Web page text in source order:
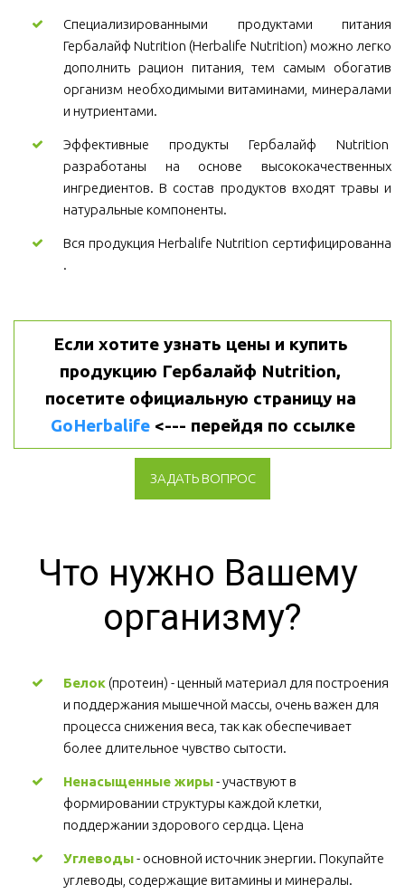
Специализированными продуктами питания
Гербалайф Nutrition (Herbalife Nutrition) можно легко
дополнить рацион питания, тем самым обогатив
организм необходимыми витаминами, минералами
и нутриентами.
Эффективные продукты Гербалайф Nutrition
разработаны на основе высококачественных
ингредиентов. В состав продуктов входят травы и
натуральные компоненты.
Вся продукция Herbalife Nutrition сертифицированна
.
Если хотите узнать цены и купить
продукцию Гербалайф Nutrition,
GoHerbalife <--- перейдя по ссылке
ЗАДАТЬ ВОПРОС
Что нужно Вашему
организму?
Белок (протеин) - ценный материал для построения
и поддержания мышечной массы, очень важен для
процесса снижения веса, так как обеспечивает
более длительное чувство сытости.
Ненасыщенные жиры - участвуют в
формировании структуры каждой клетки,
поддержании здорового сердца. Цена
Углеводы - основной источник энергии. Покупайте
углеводы, содержащие витамины и минералы.